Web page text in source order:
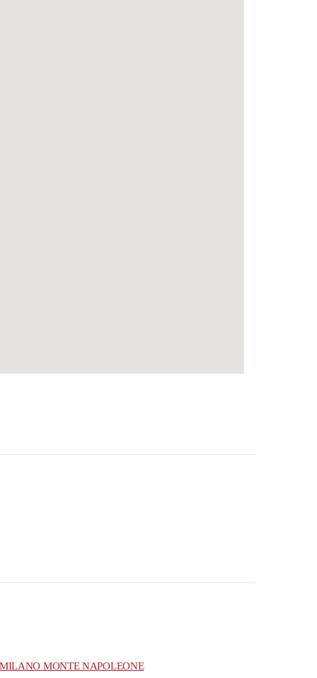
MILANO MONTE NAPOLEONE